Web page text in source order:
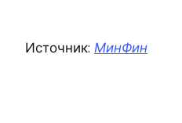
Источник: МинФин